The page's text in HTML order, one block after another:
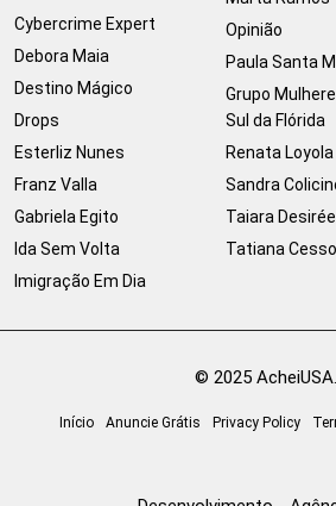
Cybercrime Expert
Debora Maia
Destino Mágico
Drops
Esterliz Nunes
Franz Valla
Gabriela Egito
Ida Sem Volta
Imigração Em Dia
Opinião
Paula Santa
Grupo
Sul da Flórida
Renata Loyola
Sandra
Taiara Desirée
Tatiana Cesso
© 2025 AcheiUSA.
Início Anuncie Grátis Privacy Policy